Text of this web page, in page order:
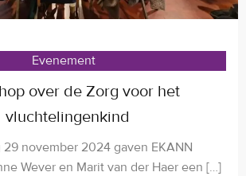
Evenement
over de Zorg voor het
vluchtelingenkind
29 november 2024 gaven EKANN
Wever en Marit van der Haer een […]